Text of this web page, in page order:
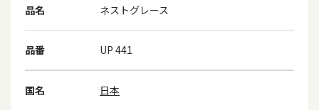
品名 ネストグレース
品番 UP 441
国名 日本